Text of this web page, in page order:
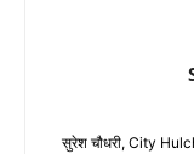
सुरेश चौधरी, City